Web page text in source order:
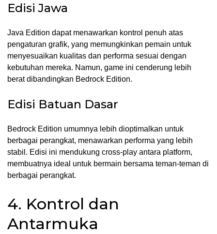
Edisi Jawa
Java Edition dapat menawarkan kontrol penuh atas
pengaturan grafik, yang memungkinkan pemain untuk
menyesuaikan kualitas dan performa sesuai dengan
kebutuhan mereka. Namun, game ini cenderung lebih
berat dibandingkan Bedrock Edition.
Edisi Batuan Dasar
Bedrock Edition umumnya lebih dioptimalkan untuk
berbagai perangkat, menawarkan performa yang lebih
stabil. Edisi ini mendukung cross-play antara platform,
membuatnya ideal untuk bermain bersama teman-teman di
berbagai perangkat.
4. Kontrol dan
Antarmuka